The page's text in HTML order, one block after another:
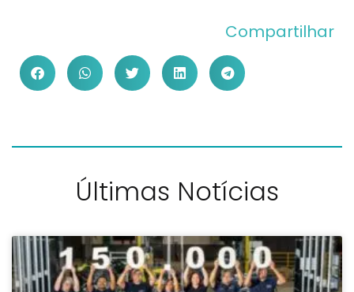
Compartilhar
Últimas Notícias